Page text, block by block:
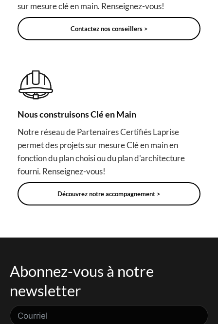
sur mesure clé en main. Renseignez-vous!
Contactez nos conseillers >
Nous construisons Clé en Main
Notre réseau de Partenaires Certifiés Laprise
permet des projets sur mesure Clé en main en
fonction du plan choisi ou du plan d'architecture
fourni. Renseignez-vous!
Découvrez notre accompagnement >
Abonnez-vous à notre
newsletter